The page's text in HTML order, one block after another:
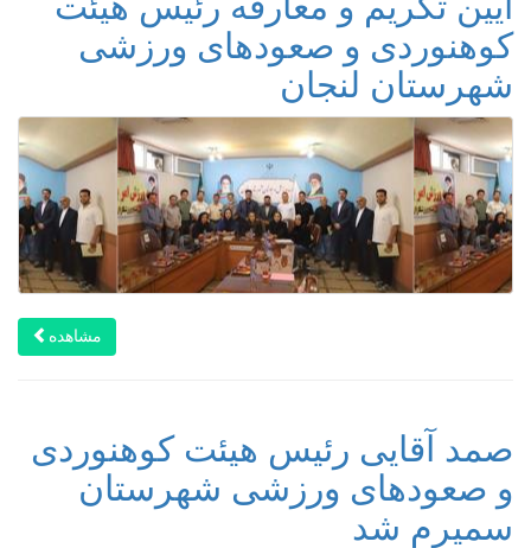
کوهنوردی ‌و صعودهای ورزشی
شهرستان لنجان
مشاهده
صمد آقایی رئیس هیئت کوهنوردی
و صعودهای ورزشی شهرستان
سمیرم شد